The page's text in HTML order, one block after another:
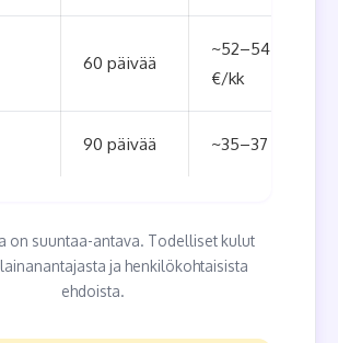
60 päivää
~52–54
€/kk
90 päivää ~35–37 €/kk
on suuntaa-antava. Todelliset kulut
ja henkilökohtaisista
ehdoista.